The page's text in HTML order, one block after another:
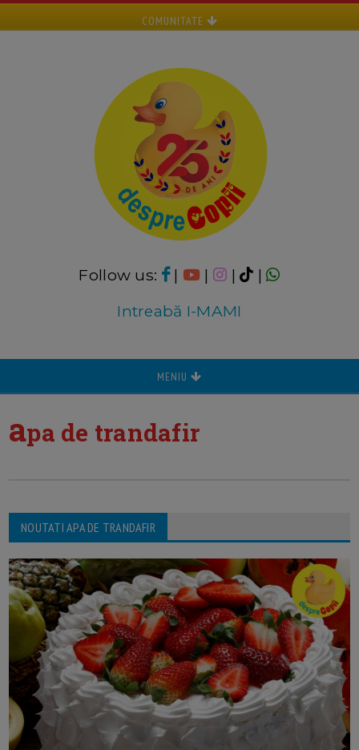
COMUNITATE
Follow us: | | |
|
Intreabă I-MAMI
MENIU
apa de trandafir
NOUTATI APA DE TRANDAFIR